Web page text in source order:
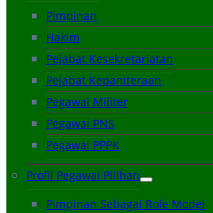
Pimpinan
Hakim
Pejabat Kesekretariatan
Pejabat Kepaniteraan
Pegawai Militer
Pegawai PNS
Pegawai PPPK
Profil Pegawai Pilihan
Pimpinan Sebagai Role Model